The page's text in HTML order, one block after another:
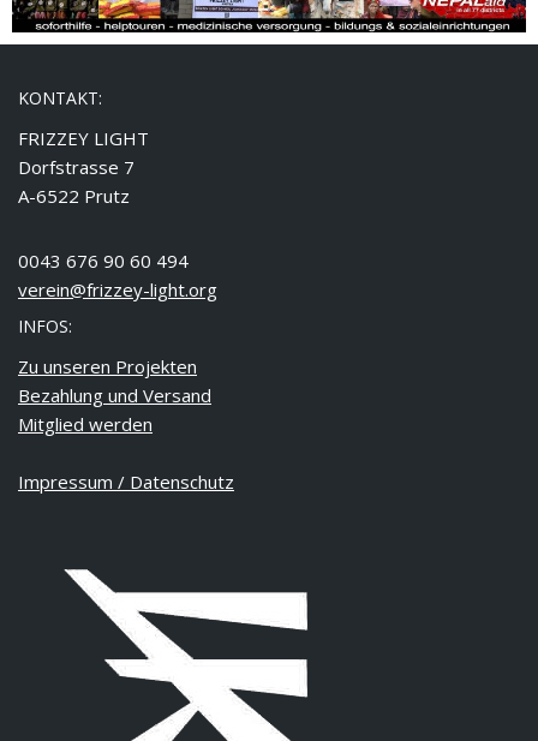
KONTAKT:
FRIZZEY LIGHT
Dorfstrasse 7
A-6522 Prutz
0043 676 90 60 494
verein@frizzey-light.org
INFOS:
Zu unseren Projekten
Bezahlung und Versand
Mitglied werden
Impressum / Datenschutz